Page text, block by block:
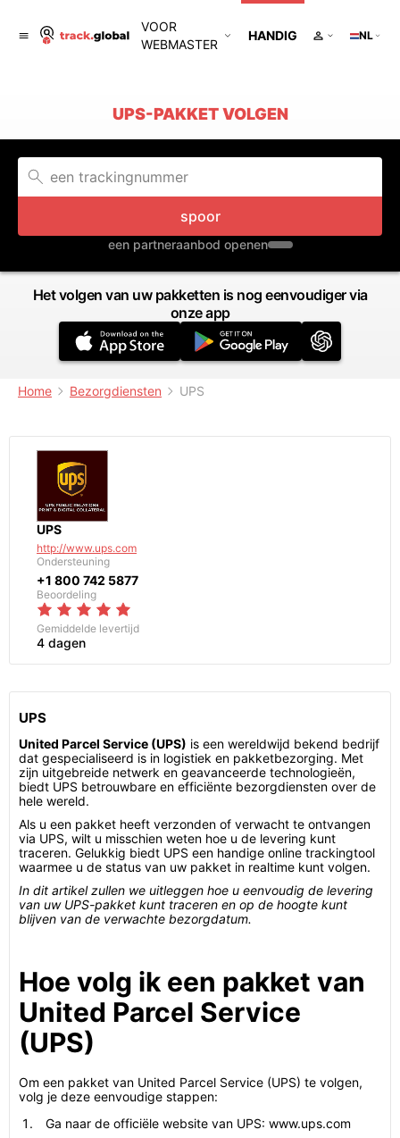
VOOR
WEBMASTER
HANDIG NL
UPS-PAKKET VOLGEN
spoor
een partneraanbod openen
Het volgen van uw pakketten is nog eenvoudiger via
onze app
Home Bezorgdiensten UPS
UPS
http://www.ups.com
Ondersteuning
+1 800 742 5877
Beoordeling
Gemiddelde levertijd
4 dagen
UPS
United Parcel Service (UPS) is een wereldwijd bekend bedrijf
dat gespecialiseerd is in logistiek en pakketbezorging. Met
zijn uitgebreide netwerk en geavanceerde technologieën,
biedt UPS betrouwbare en efficiënte bezorgdiensten over de
hele wereld.
Als u een pakket heeft verzonden of verwacht te ontvangen
via UPS, wilt u misschien weten hoe u de levering kunt
traceren. Gelukkig biedt UPS een handige online trackingtool
waarmee u de status van uw pakket in realtime kunt volgen.
In dit artikel zullen we uitleggen hoe u eenvoudig de levering
van uw UPS-pakket kunt traceren en op de hoogte kunt
blijven van de verwachte bezorgdatum.
Hoe volg ik een pakket van
United Parcel Service
(UPS)
Om een pakket van United Parcel Service (UPS) te volgen,
volg je deze eenvoudige stappen:
Ga naar de officiële website van UPS: www.ups.com